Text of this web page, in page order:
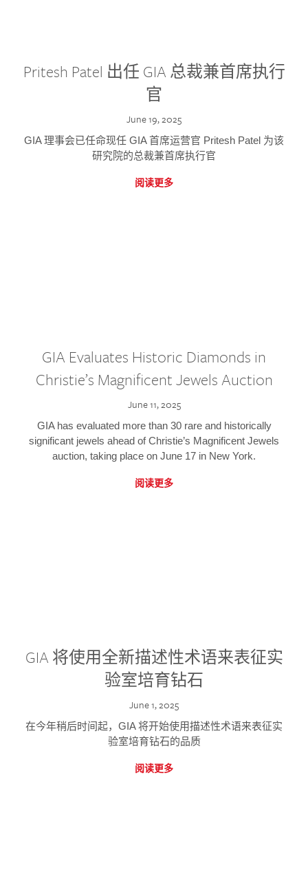
Pritesh Patel 出任 GIA 总裁兼首席执行
官
June 19, 2025
GIA 理事会已任命现任 GIA 首席运营官 Pritesh Patel 为该
研究院的总裁兼首席执行官
阅读更多
GIA Evaluates Historic Diamonds in
Christie’s Magnificent Jewels Auction
June 11, 2025
GIA has evaluated more than 30 rare and historically
significant jewels ahead of Christie’s Magnificent Jewels
auction, taking place on June 17 in New York.
阅读更多
GIA 将使用全新描述性术语来表征实
验室培育钻石
June 1, 2025
在今年稍后时间起，GIA 将开始使用描述性术语来表征实
验室培育钻石的品质
阅读更多